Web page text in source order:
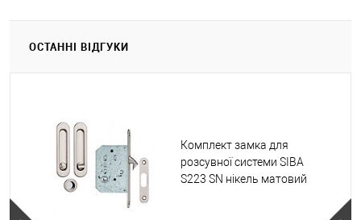
ОСТАННІ ВІДГУКИ
Комплект замка для
розсувної системи SIBA
S223 SN нікель матовий